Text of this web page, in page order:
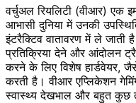
वर्चुअल रियलिटी (वीआर) एक
आभासी दुनिया में उनकी
इंटरैक्टिव वातावरण में ले जाती
प्रतिक्रिया देने और आंदोलन
करने के लिए विशेष हार्डवेयर,
करती है। वीआर एप्लिकेशन
स्वास्थ्य देखभाल और बहुत कुछ